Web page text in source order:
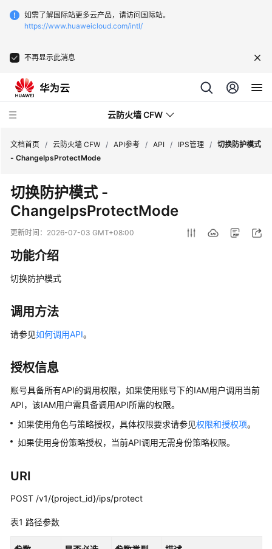
如需了解国际站更多云产品，请访问国际站。
https://www.huaweicloud.com/intl/
不再显示此消息
云防火墙 CFW
最
新
动
产
品
介
计
费
明
快
速
门
指
南
最
文档首页 / 云防火墙 CFW / API参考 / API / IPS管理 / 切换防护模式
- ChangeIpsProtectMode
切换防护模式 -
ChangeIpsProtectMode
更新时间： 2026-07-03 GMT+08:00
功能介绍
切换防护模式
调用方法
请参见如何调用API。
授权信息
账号具备所有API的调用权限，如果使用账号下的IAM用户调用当前
API，该IAM用户需具备调用API所需的权限。
如果使用角色与策略授权，具体权限要求请参见权限和授权项。
如果使用身份策略授权，当前API调用无需身份策略权限。
URI
POST /v1/{project_id}/ips/protect
表1 路径参数